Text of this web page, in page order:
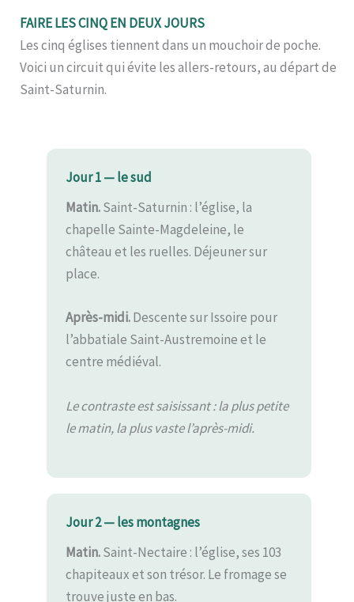
FAIRE LES CINQ EN DEUX JOURS
Les cinq églises tiennent dans un mouchoir de poche.
Voici un circuit qui évite les allers-retours, au départ de
Saint-Saturnin.
Jour 1 — le sud
Matin.Saint-Saturnin : l’église, la
chapelle Sainte-Magdeleine, le
château et les ruelles. Déjeuner sur
place.
Après-midi.Descente sur Issoire pour
l’abbatiale Saint-Austremoine et le
centre médiéval.
Le contraste est saisissant : la plus petite
le matin, la plus vaste l’après-midi.
Jour 2 — les montagnes
Matin.Saint-Nectaire : l’église, ses 103
chapiteaux et son trésor. Le fromage se
trouve juste en bas.